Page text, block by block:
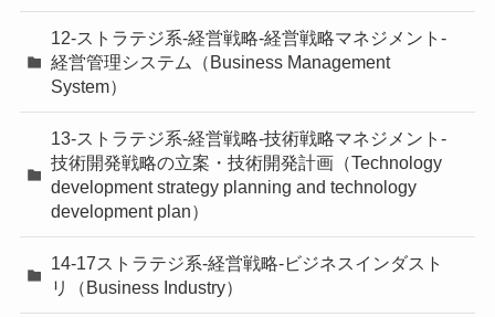
12-ストラテジ系-経営戦略-経営戦略マネジメント-
経営管理システム（Business Management
System）
13-ストラテジ系-経営戦略-技術戦略マネジメント-
技術開発戦略の立案・技術開発計画（Technology
development strategy planning and technology
development plan）
14-17ストラテジ系-経営戦略-ビジネスインダスト
リ（Business Industry）